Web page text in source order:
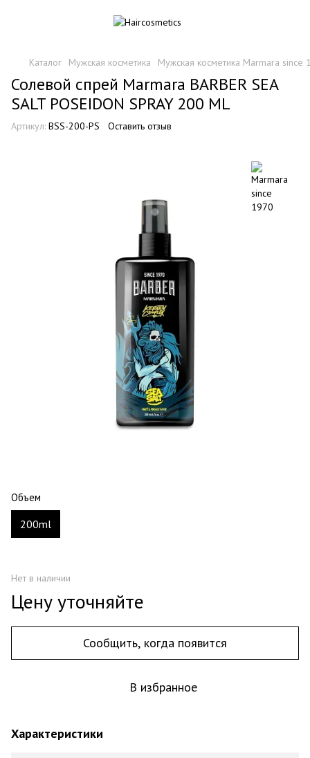
Каталог Мужская косметика Мужская косметика Marmara since
Солевой спрей Marmara BARBER SEA
SALT POSEIDON SPRAY 200 ML
Артикул: BSS-200-PS Оставить отзыв
Объем
200ml
Нет в наличии
Цену уточняйте
Сообщить, когда появится
В избранное
Характеристики